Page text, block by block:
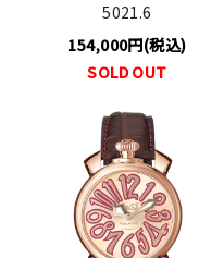
5021.6
154,000円(税込)
SOLD OUT